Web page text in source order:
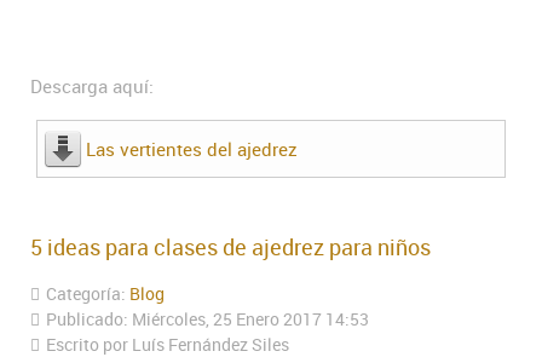
Descarga aquí:
Las vertientes del ajedrez
5 ideas para clases de ajedrez para niños
Categoría: Blog
Publicado: Miércoles, 25 Enero 2017 14:53
Escrito por Luís Fernández Siles